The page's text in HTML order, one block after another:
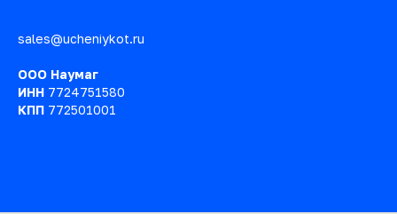
sales@ucheniykot.ru
ООО Наумаг
ИНН 7724751580
КПП 772501001